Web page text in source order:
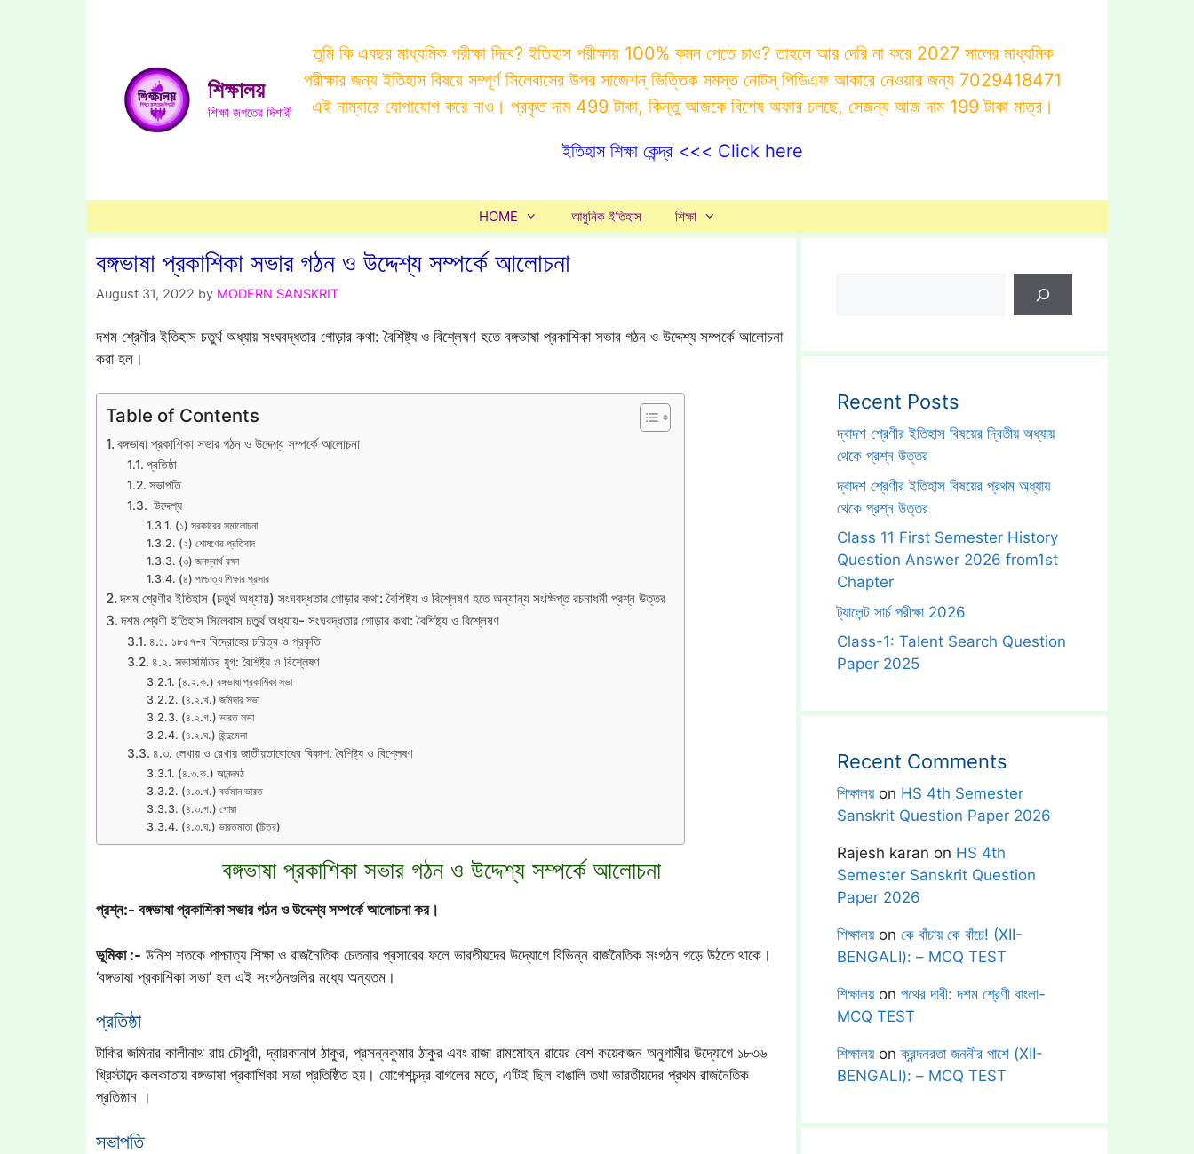
শিক্ষালয়
শিক্ষা জগতের দিশারী
তুমি কি এবছর মাধ্যমিক পরীক্ষা দিবে? ইতিহাস পরীক্ষায় 100% কমন পেতে চাও? তাহলে আর দেরি না করে 2027 সালের মাধ্যমিক
পরীক্ষার জন্য ইতিহাস বিষয়ে সম্পূর্ণ সিলেবাসের উপর সাজেশন্ ভিত্তিক সমস্ত নোটস্ পিডিএফ আকারে নেওয়ার জন্য 7029418471
এই নাম্বারে যোগাযোগ করে নাও। প্রকৃত দাম 499 টাকা, কিন্তু আজকে বিশেষ অফার চলছে, সেজন্য আজ দাম 199 টাকা মাত্র।
ইতিহাস শিক্ষা কেন্দ্র <<< Click here
HOME আধুনিক ইতিহাস শিক্ষা
বঙ্গভাষা প্রকাশিকা সভার গঠন ও উদ্দেশ্য সম্পর্কে আলোচনা
August 31, 2022 by MODERN SANSKRIT
দশম শ্রেণীর ইতিহাস চতুর্থ অধ্যায় সংঘবদ্ধতার গোড়ার কথা: বৈশিষ্ট্য ও বিশ্লেষণ হতে বঙ্গভাষা প্রকাশিকা সভার গঠন ও উদ্দেশ্য সম্পর্কে আলোচনা
করা হল।
Table of Contents
বঙ্গভাষা প্রকাশিকা সভার গঠন ও উদ্দেশ্য সম্পর্কে আলোচনা
প্রতিষ্ঠা
সভাপতি
উদ্দেশ্য
(১) সরকারের সমালোচনা
(২) শোষণের প্রতিবাদ
(৩) জনস্বার্থ রক্ষা
(৪) পাশ্চাত্য শিক্ষার প্রসার
দশম শ্রেণীর ইতিহাস (চতুর্থ অধ্যায়) সংঘবদ্ধতার গোড়ার কথা: বৈশিষ্ট্য ও বিশ্লেষণ হতে অন্যান্য সংক্ষিপ্ত রচনাধর্মী প্রশ্ন উত্তর
দশম শ্রেণী ইতিহাস সিলেবাস চতুর্থ অধ্যায়- সংঘবদ্ধতার গোড়ার কথা: বৈশিষ্ট্য ও বিশ্লেষণ
৪.১. ১৮৫৭-র বিদ্রোহের চরিত্র ও প্রকৃতি
৪.২. সভাসমিতির যুগ: বৈশিষ্ট্য ও বিশ্লেষণ
(৪.২.ক.) বঙ্গভাষা প্রকাশিকা সভা
(৪.২.খ.) জমিদার সভা
(৪.২.গ.) ভারত সভা
(৪.২.ঘ.) হিন্দুমেলা
৪.৩. লেখায় ও রেখায় জাতীয়তাবোধের বিকাশ: বৈশিষ্ট্য ও বিশ্লেষণ
(৪.৩.ক.) আনন্দমঠ
(৪.৩.খ.) বর্তমান ভারত
(৪.৩.গ.) গোরা
(৪.৩.ঘ.) ভারতমাতা (চিত্র)
বঙ্গভাষা প্রকাশিকা সভার গঠন ও উদ্দেশ্য সম্পর্কে আলোচনা
প্রশ্ন:- বঙ্গভাষা প্রকাশিকা সভার গঠন ও উদ্দেশ্য সম্পর্কে আলোচনা কর।
ভূমিকা :- উনিশ শতকে পাশ্চাত্য শিক্ষা ও রাজনৈতিক চেতনার প্রসারের ফলে ভারতীয়দের উদ্যোগে বিভিন্ন রাজনৈতিক সংগঠন গড়ে উঠতে থাকে।
‘বঙ্গভাষা প্রকাশিকা সভা’ হল এই সংগঠনগুলির মধ্যে অন্যতম।
প্রতিষ্ঠা
টাকির জমিদার কালীনাথ রায় চৌধুরী, দ্বারকানাথ ঠাকুর, প্রসন্নকুমার ঠাকুর এবং রাজা রামমোহন রায়ের বেশ কয়েকজন অনুগামীর উদ্যোগে ১৮৩৬
খ্রিস্টাব্দে কলকাতায় বঙ্গভাষা প্রকাশিকা সভা প্রতিষ্ঠিত হয়। যোগেশচন্দ্র বাগলের মতে, এটিই ছিল বাঙালি তথা ভারতীয়দের প্রথম রাজনৈতিক
প্রতিষ্ঠান ।
সভাপতি
Recent Posts
দ্বাদশ শ্রেণীর ইতিহাস বিষয়ের দ্বিতীয় অধ্যায়
থেকে প্রশ্ন উত্তর
দ্বাদশ শ্রেণীর ইতিহাস বিষয়ের প্রথম অধ্যায়
থেকে প্রশ্ন উত্তর
Class 11 First Semester History
Question Answer 2026 from1st
Chapter
ট্যালেন্ট সার্চ পরীক্ষা 2026
Class-1: Talent Search Question
Paper 2025
Recent Comments
শিক্ষালয়on HS 4th Semester
Sanskrit Question Paper 2026
Rajesh karan on HS 4th
Semester Sanskrit Question
Paper 2026
শিক্ষালয়on কে বাঁচায় কে বাঁচে! (XII-
BENGALI): – MCQ TEST
শিক্ষালয়on পথের দাবী: দশম শ্রেণী বাংলা-
MCQ TEST
শিক্ষালয়onক্রন্দনরতা জননীর পাশে (XII-
BENGALI): – MCQ TEST